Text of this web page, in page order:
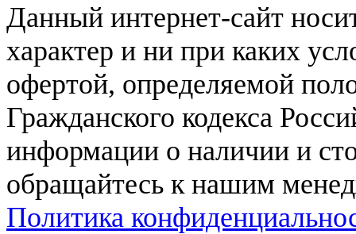
Данный интернет-сайт
характер и ни при каких
офертой, определяемой
Гражданского кодекса
информации о наличии и
обращайтесь к нашим
Политика